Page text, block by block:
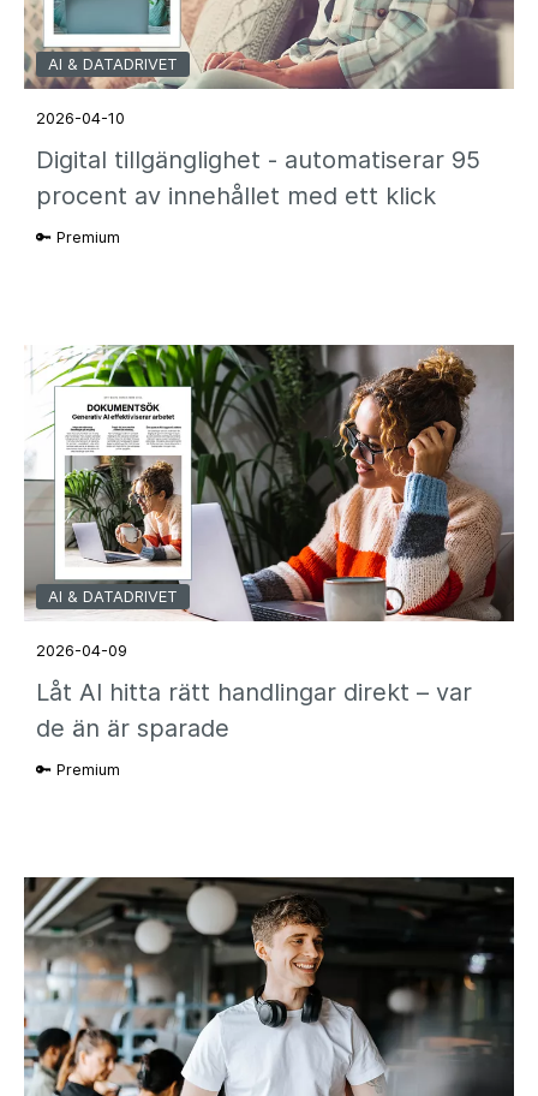
AI & DATADRIVET
2026-04-10
Digital tillgänglighet - automatiserar 95
procent av innehållet med ett klick
🔑 Premium
AI & DATADRIVET
2026-04-09
Låt AI hitta rätt handlingar direkt – var
de än är sparade
🔑 Premium